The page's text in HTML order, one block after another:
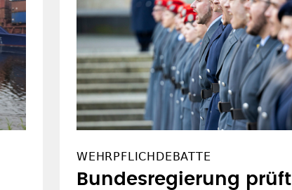
WEHRPFLICHDEBATTE
Bundesregierung prüft